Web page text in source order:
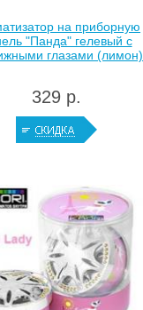
на приборную
"Панда" гелевый с
глазами (лимон)
329 р.